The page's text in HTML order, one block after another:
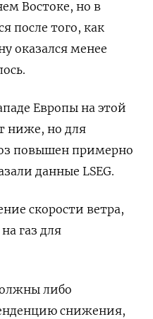
Востоке, но в
после того, как
оказался менее
Европы на этой
ниже, но для
повышен примерно
данные LSEG.
скорости ветра,
газ для
либо
снижения,